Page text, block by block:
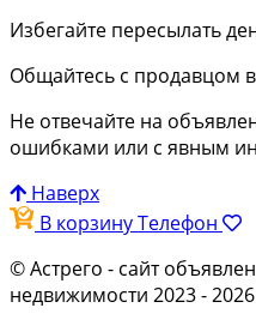
Избегайте пересылать
Общайтесь с продавцом
Не отвечайте на
ошибками или с явным
Наверх
В корзинуТелефон
© Астрего - сайт
недвижимости 2023 - 2026